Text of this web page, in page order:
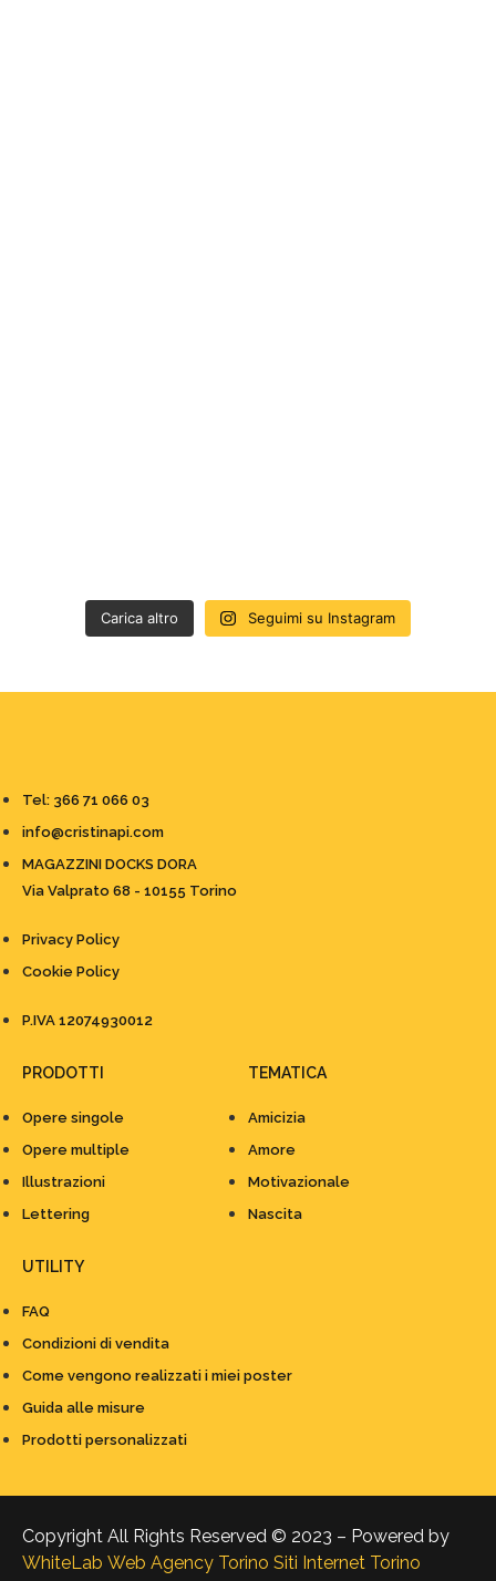
Carica altro Seguimi su Instagram
Tel: 366 71 066 03
info@cristinapi.com
MAGAZZINI DOCKS DORA
Via Valprato 68 - 10155 Torino
Privacy Policy
Cookie Policy
P.IVA 12074930012
PRODOTTI
Opere singole
Opere multiple
Illustrazioni
Lettering
TEMATICA
Amicizia
Amore
Motivazionale
Nascita
UTILITY
FAQ
Condizioni di vendita
Come vengono realizzati i miei poster
Guida alle misure
Prodotti personalizzati
Copyright All Rights Reserved © 2023 – Powered by
WhiteLab Web Agency Torino Siti Internet Torino